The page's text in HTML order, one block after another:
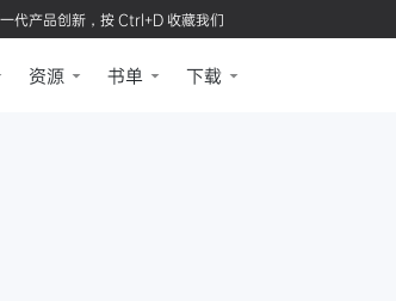
代产品创新，按 Ctrl+D 收藏我们
资源 书单 下载